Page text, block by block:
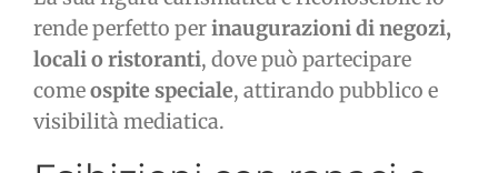
rende perfetto perinaugurazioni di negozi,
locali o ristoranti, dove può partecipare
comeospite speciale, attirando pubblico e
visibilità mediatica.